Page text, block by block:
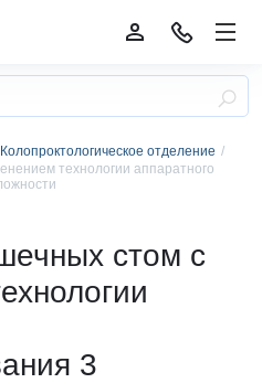
Колопроктологическое отделение
технологии аппаратного
стом с
3